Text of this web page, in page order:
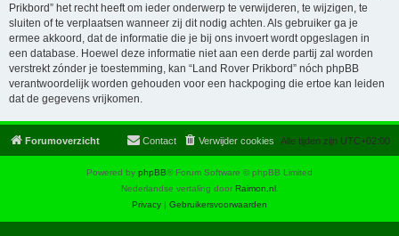
Prikbord” het recht heeft om ieder onderwerp te verwijderen, te wijzigen, te
sluiten of te verplaatsen wanneer zij dit nodig achten. Als gebruiker ga je
ermee akkoord, dat de informatie die je bij ons invoert wordt opgeslagen in
een database. Hoewel deze informatie niet aan een derde partij zal worden
verstrekt zónder je toestemming, kan “Land Rover Prikbord” nóch phpBB
verantwoordelijk worden gehouden voor een hackpoging die ertoe kan leiden
dat de gegevens vrijkomen.
Forumoverzicht Alle tijden zijn UTC+02:00
Verwijder cookies
Contact
Powered by phpBB® Forum Software © phpBB Limited
Nederlandse vertaling door Raimon.nl.
Privacy | Gebruikersvoorwaarden